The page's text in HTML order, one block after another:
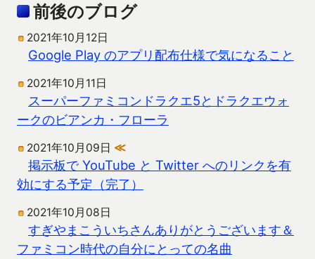
前後のブログ
2021年10月12日
Google Play のアプリ配布仕様で気になること
2021年10月11日
スーパーファミコンドラクエ5とドラクエウォ
ークのビアンカ・フローラ
2021年10月09日 ≪
掲示板で YouTube と Twitter へのリンクを有
効にする予定（完了）
2021年10月08日
すぎやまこういちさんありがとうございます＆
ファミコン時代の自分にとっての名曲